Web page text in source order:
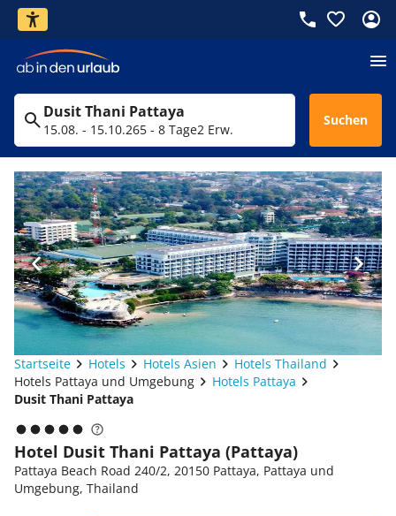
Dusit Thani Pattaya
15.08. - 15.10.265 - 8 Tage2 Erw.
Suchen
Startseite Hotels Hotels Asien
Hotels Thailand
Hotels Pattaya und Umgebung
Hotels Pattaya
Dusit Thani Pattaya
Hotel Dusit Thani Pattaya (Pattaya)
Pattaya Beach Road 240/2, 20150 Pattaya, Pattaya und
Umgebung, Thailand